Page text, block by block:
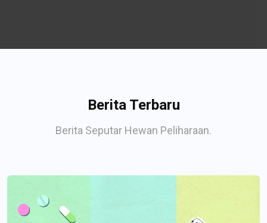
Berita Terbaru
Berita Seputar Hewan Peliharaan.